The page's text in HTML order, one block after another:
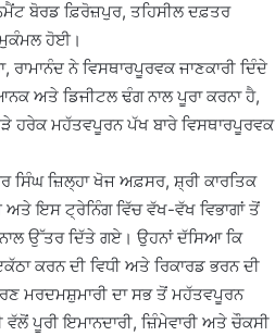
ਬੋਰਡ ਫ਼ਿਰੋਜ਼ਪੁਰ, ਤਹਿਸੀਲ ਦਫ਼ਤਰ
ਮੁਕੰਮਲ ਹੋਈ।
ਨੇ ਵਿਸਥਾਰਪੂਰਵਕ ਜਾਣਕਾਰੀ ਦਿੰਦੇ
ਅਤੇ ਡਿਜੀਟਲ ਢੰਗ ਨਾਲ ਪੂਰਾ ਕਰਨਾ ਹੈ,
ਹਰੇਕ ਮਹੱਤਵਪੂਰਨ ਪੱਖ ਬਾਰੇ ਵਿਸਥਾਰਪੂਰਵਕ
ਸਿੰਘ ਜ਼ਿਲ੍ਹਾ ਖੋਜ ਅਫ਼ਸਰ, ਸ਼੍ਰੀ ਕਾਰਤਿਕ
ਇਸ ਟ੍ਰੇਨਿੰਗ ਵਿੱਚ ਵੱਖ-ਵੱਖ ਵਿਭਾਗਾਂ ਤੋਂ
ਉੱਤਰ ਦਿੱਤੇ ਗਏ। ਉਹਨਾਂ ਦੱਸਿਆ ਕਿ
ਕਰਨ ਦੀ ਵਿਧੀ ਅਤੇ ਰਿਕਾਰਡ ਭਰਨ ਦੀ
ਮਰਦਮਸ਼ੁਮਾਰੀ ਦਾ ਸਭ ਤੋਂ ਮਹੱਤਵਪੂਰਨ
ਪੂਰੀ ਇਮਾਨਦਾਰੀ, ਜ਼ਿੰਮੇਵਾਰੀ ਅਤੇ ਚੌਕਸੀ